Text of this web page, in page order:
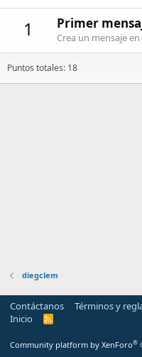
1 Primer
Crea un mensaje
Puntos totales: 18
diegclem
Contáctanos Términos y
Inicio
R
Community platform by XenForo®